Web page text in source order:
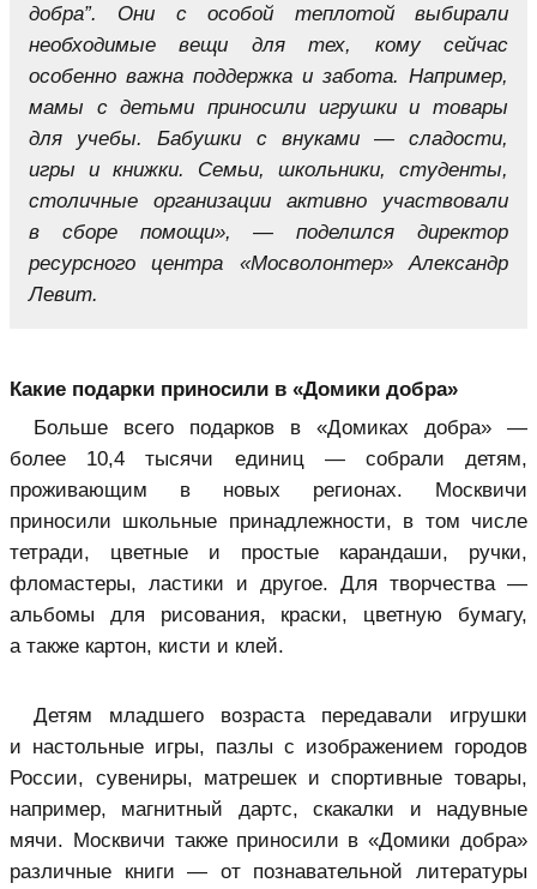
добра”. Они с особой теплотой выбирали
необходимые вещи для тех, кому сейчас
особенно важна поддержка и забота. Например,
мамы с детьми приносили игрушки и товары
для учебы. Бабушки с внуками — сладости,
игры и книжки. Семьи, школьники, студенты,
столичные организации активно участвовали
в сборе помощи», — поделился директор
ресурсного центра «Мосволонтер» Александр
Левит.
Какие подарки приносили в «Домики добра»
Больше всего подарков в «Домиках добра» —
более 10,4 тысячи единиц — собрали детям,
проживающим в новых регионах. Москвичи
приносили школьные принадлежности, в том числе
тетради, цветные и простые карандаши, ручки,
фломастеры, ластики и другое. Для творчества —
альбомы для рисования, краски, цветную бумагу,
а также картон, кисти и клей.
Детям младшего возраста передавали игрушки
и настольные игры, пазлы с изображением городов
России, сувениры, матрешек и спортивные товары,
например, магнитный дартс, скакалки и надувные
мячи. Москвичи также приносили в «Домики добра»
различные книги — от познавательной литературы